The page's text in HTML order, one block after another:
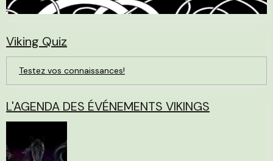
Viking Quiz
Testez vos connaissances!
L'AGENDA DES ÉVÉNEMENTS VIKINGS